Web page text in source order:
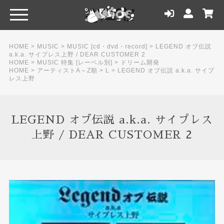
HOME > MUSIC > MUSIC [cd・dvd・record] > LEGEND オブ伝説
a.k.a. サイプレス上野 / DEAR CUSTOMER 2
HOME > MUSIC 特集 [レーベル別] >
ドリーム開発
HOME > アーティストA～Z順 > L > LEGEND オブ伝説 a.k.a. サイプ
レス上野
LEGEND オブ伝説 a.k.a. サイプレス
上野 / DEAR CUSTOMER 2